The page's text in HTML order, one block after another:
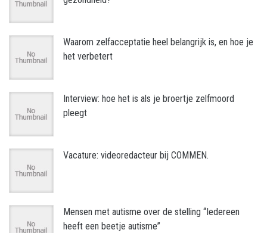
Waarom zelfacceptatie heel belangrijk is, en hoe je
het verbetert
Interview: hoe het is als je broertje zelfmoord
pleegt
Vacature: videoredacteur bij COMMEN.
Mensen met autisme over de stelling “Iedereen
heeft een beetje autisme”